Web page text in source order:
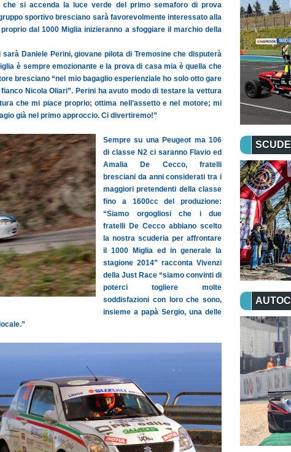
che si accenda la luce verde del primo semaforo di prova
sportivo bresciano sarà favorevolmente interessato alla
dal 1000 Miglia inizieranno a sfoggiare il marchio della
Daniele Perini, giovane pilota di Tremosine che disputerà
è sempre emozionante e la prova di casa mia è quella che
bresciano “nel mio bagaglio esperienziale ho solo otto gare
Nicola Oliari”. Perini ha avuto modo di testare la vettura
che mi piace proprio; ottima nell’assetto e nel motore; mi
già nel primo approccio. Ci divertiremo!”
Sempre su una Peugeot ma 106
di classe N2 ci saranno Flavio ed
Amalia De Cecco, fratelli
bresciani da anni considerati tra i
maggiori pretendenti della classe
fino a 1600cc del produzione:
“Siamo orgogliosi che i due
fratelli De Cecco abbiano scelto
la nostra scuderia per affrontare
il 1000 Miglia ed in generale la
stagione 2014” racconta Vivenzi
della Just Race “siamo convinti di
poterci togliere molte
soddisfazioni con loro che sono,
insieme a papà Sergio, una delle